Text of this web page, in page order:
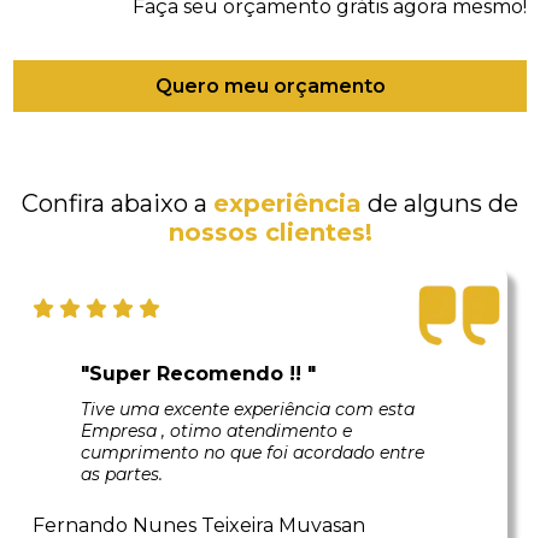
Faça seu orçamento grátis agora mesmo!
Quero meu orçamento
Confira abaixo a experiência de alguns de
nossos clientes!
"Super Recomendo !! "
Tive uma excente experiência com esta
Empresa , otimo atendimento e
cumprimento no que foi acordado entre
as partes.
Fernando Nunes Teixeira Muvasan